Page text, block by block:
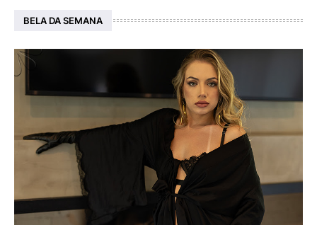
BELA DA SEMANA